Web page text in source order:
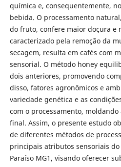
química e, consequentemente,
bebida. O processamento
do fruto, confere maior doçura e
caracterizado pela remoção da
secagem, resulta em cafés com
sensorial. O método honey
dois anteriores, promovendo
disso, fatores agronômicos e
variedade genética e as
com o processamento, moldando
final. Assim, o presente estudo
de diferentes métodos de
principais atributos sensoriais
Paraíso MG1, visando oferecer